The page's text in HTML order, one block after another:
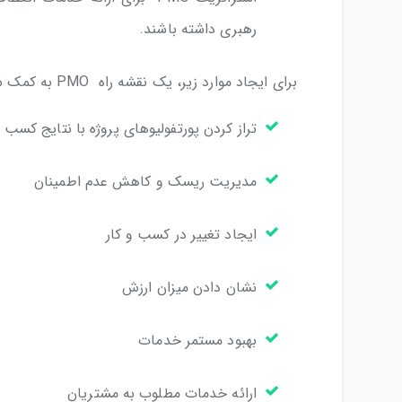
رهبری داشته باشند.
برای ایجاد موارد زیر، یک نقشه راه PMO به کمک شما می‌آید:
تراز کردن پورتفولیوهای پروژه با نتایج کسب
مدیریت ریسک و کاهش عدم اطمینان
ایجاد تغییر در کسب و کار
نشان دادن میزان ارزش
بهبود مستمر خدمات
ارائه خدمات مطلوب به مشتریان